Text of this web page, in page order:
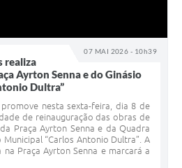
07 MAI 2026 - 10h39
realiza
Ayrton Senna e do Ginásio
Dultra”
nesta sexta-feira, dia 8 de
de reinauguração das obras de
Praça Ayrton Senna e da Quadra
“Carlos Antonio Dultra”. A
Praça Ayrton Senna e marcará a